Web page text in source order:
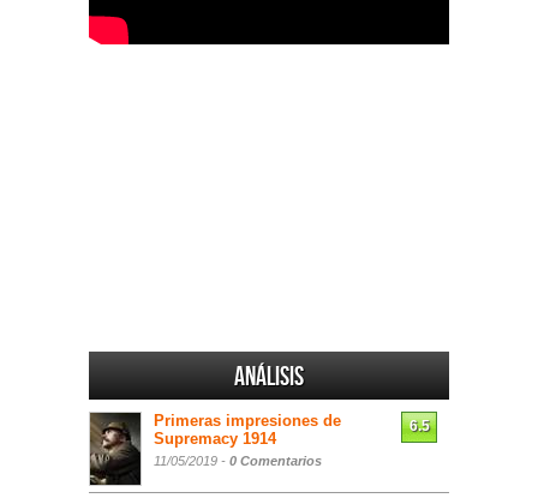
Análisis
Primeras impresiones de
Supremacy 1914
11/05/2019 - 0 Comentarios
6.5